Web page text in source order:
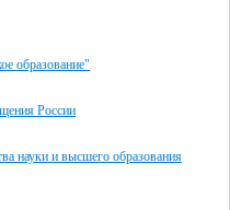
образование"
России
науки и высшего образования